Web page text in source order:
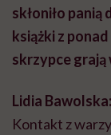
skłoniło panią
książki z
skrzypce grają
Lidia Bawolska:
Kontakt z